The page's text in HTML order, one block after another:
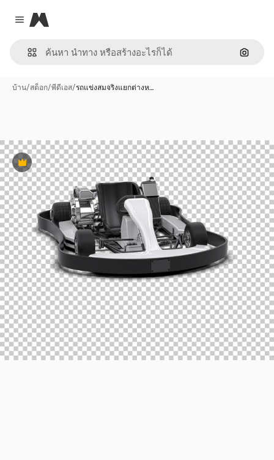
Close menu
Magnific
ค้นหา
บ้าน/สต็อก/พีดีเอส/รถแข่งสมจริงแยกต่างห…
พรีเมี่ยม